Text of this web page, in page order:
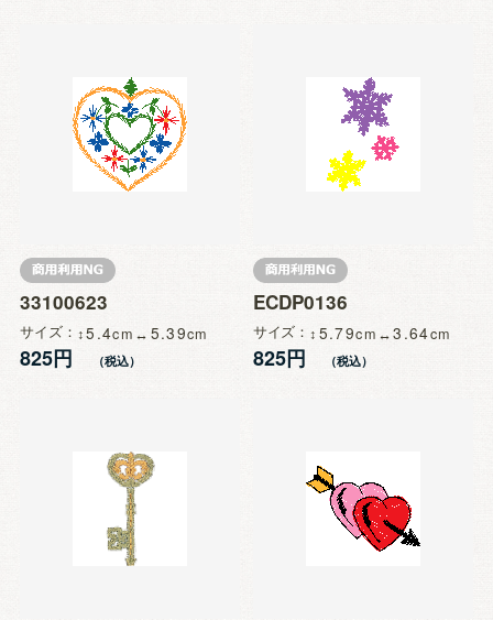
33100623
サイズ 5.4 5.39
825円
ECDP0136
サイズ 5.79 3.64
825円